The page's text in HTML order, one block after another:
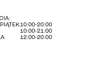
10:00-20:00
10:00-21:00
12:00-20:00